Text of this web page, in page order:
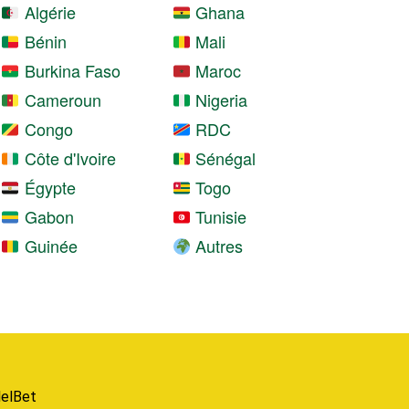
Algérie
Bénin
Burkina Faso
Cameroun
Congo
Côte d'Ivoire
Égypte
Gabon
Guinée
Ghana
Mali
Maroc
Nigeria
RDC
Sénégal
Togo
Tunisie
Autres